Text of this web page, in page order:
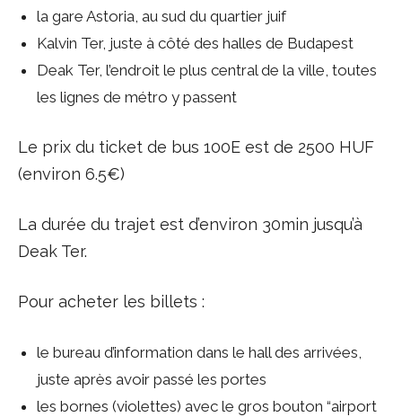
la gare Astoria, au sud du quartier juif
Kalvin Ter, juste à côté des halles de Budapest
Deak Ter, l’endroit le plus central de la ville, toutes
les lignes de métro y passent
Le prix du ticket de bus 100E est de 2500 HUF
(environ 6.5€)
La durée du trajet est d’environ 30min jusqu’à
Deak Ter.
Pour acheter les billets :
le bureau d’information dans le hall des arrivées,
juste après avoir passé les portes
les bornes (violettes) avec le gros bouton “airport